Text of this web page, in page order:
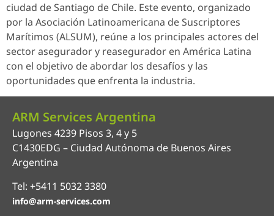
ciudad de Santiago de Chile. Este evento, organizado
por la Asociación Latinoamericana de Suscriptores
Marítimos (ALSUM), reúne a los principales actores del
sector asegurador y reasegurador en América Latina
con el objetivo de abordar los desafíos y las
oportunidades que enfrenta la industria.
ARM Services Argentina
Lugones 4239 Pisos 3, 4 y 5
C1430EDG – Ciudad Autónoma de Buenos Aires
Argentina
Tel: +5411 5032 3380
info@arm-services.com